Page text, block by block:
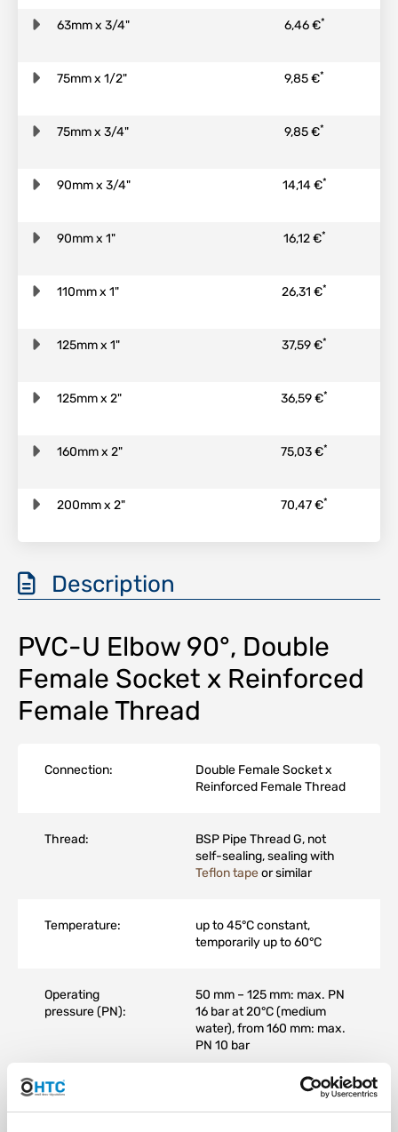
63mm x 3/4" 6,46 €*
75mm x 1/2" 9,85 €*
75mm x 3/4" 9,85 €*
90mm x 3/4" 14,14 €*
90mm x 1" 16,12 €*
110mm x 1" 26,31 €*
125mm x 1" 37,59 €*
125mm x 2" 36,59 €*
160mm x 2" 75,03 €*
200mm x 2" 70,47 €*
Description
PVC-U Elbow 90°, Double
Female Socket x Reinforced
Female Thread
Connection:
Double Female Socket x
Reinforced Female Thread
Thread:
BSP Pipe Thread G, not
self-sealing, sealing with
Teflon tapeor similar
Temperature:
up to 45°C constant,
temporarily up to 60°C
Operating
pressure (PN):
50 mm – 125 mm: max. PN
16 bar at 20°C (medium
water), from 160 mm: max.
PN 10 bar
Material: